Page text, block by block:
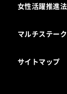
女性活躍推進
マルチステー
サイトマップ